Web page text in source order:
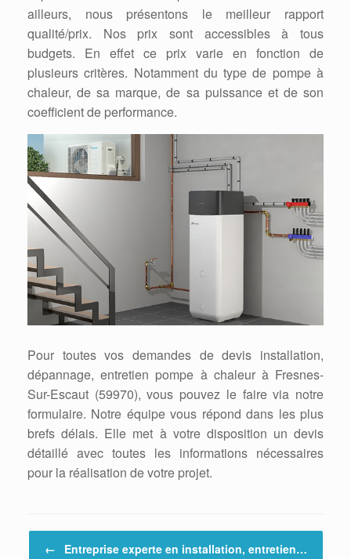
ailleurs, nous présentons le meilleur rapport
qualité/prix. Nos prix sont accessibles à tous
budgets. En effet ce prix varie en fonction de
plusieurs critères. Notamment du type de pompe à
chaleur, de sa marque, de sa puissance et de son
coefficient de performance.
Pour toutes vos demandes de devis installation,
dépannage, entretien pompe à chaleur à Fresnes-
Sur-Escaut (59970), vous pouvez le faire via notre
formulaire. Notre équipe vous répond dans les plus
brefs délais. Elle met à votre disposition un devis
détaillé avec toutes les informations nécessaires
pour la réalisation de votre projet.
← Entreprise experte en installation, entretien…